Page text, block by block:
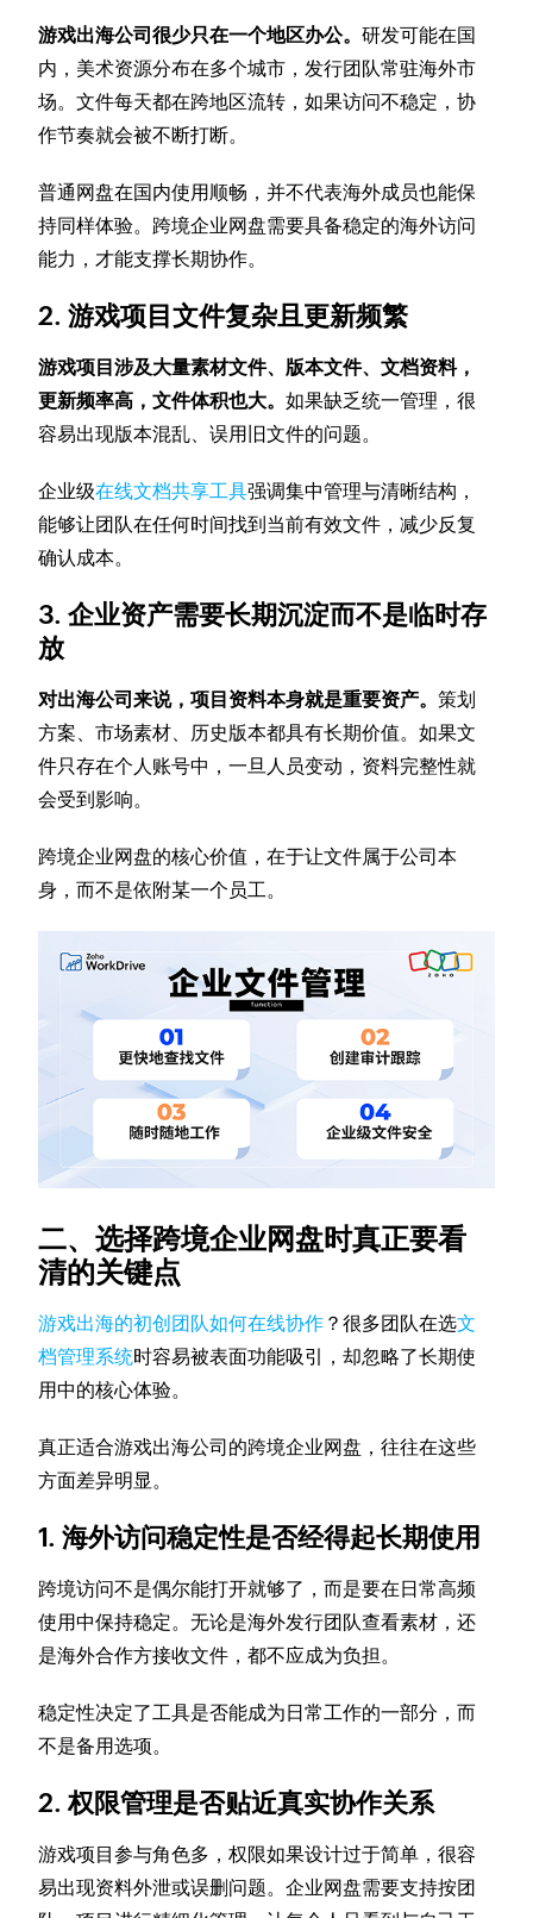
游戏出海公司很少只在一个地区办公。研发可能在国
内，美术资源分布在多个城市，发行团队常驻海外市
场。文件每天都在跨地区流转，如果访问不稳定，协
作节奏就会被不断打断。
普通网盘在国内使用顺畅，并不代表海外成员也能保
持同样体验。跨境企业网盘需要具备稳定的海外访问
能力，才能支撑长期协作。
2. 游戏项目文件复杂且更新频繁
游戏项目涉及大量素材文件、版本文件、文档资料，
更新频率高，文件体积也大。如果缺乏统一管理，很
容易出现版本混乱、误用旧文件的问题。
企业级在线文档共享工具强调集中管理与清晰结构，
能够让团队在任何时间找到当前有效文件，减少反复
确认成本。
3. 企业资产需要长期沉淀而不是临时存
放
对出海公司来说，项目资料本身就是重要资产。策划
方案、市场素材、历史版本都具有长期价值。如果文
件只存在个人账号中，一旦人员变动，资料完整性就
会受到影响。
跨境企业网盘的核心价值，在于让文件属于公司本
身，而不是依附某一个员工。
二、选择跨境企业网盘时真正要看
清的关键点
游戏出海的初创团队如何在线协作 ？很多团队在选文
档管理系统时容易被表面功能吸引，却忽略了长期使
用中的核心体验。
真正适合游戏出海公司的跨境企业网盘，往往在这些
方面差异明显。
1. 海外访问稳定性是否经得起长期使用
跨境访问不是偶尔能打开就够了，而是要在日常高频
使用中保持稳定。无论是海外发行团队查看素材，还
是海外合作方接收文件，都不应成为负担。
稳定性决定了工具是否能成为日常工作的一部分，而
不是备用选项。
2. 权限管理是否贴近真实协作关系
游戏项目参与角色多，权限如果设计过于简单，很容
易出现资料外泄或误删问题。企业网盘需要支持按团